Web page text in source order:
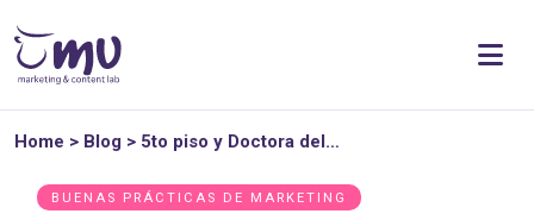
Home > Blog > 5to piso y Doctora del…
BUENAS PRÁCTICAS DE MARKETING